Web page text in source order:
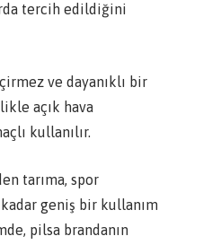
tercih edildiğini
ve dayanıklı bir
açık hava
kullanılır.
tarıma, spor
geniş bir kullanım
pilsa brandanın